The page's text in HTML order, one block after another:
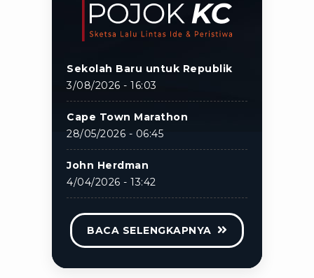
Sekolah Baru untuk Republik
3/08/2026 - 16:03
Cape Town Marathon
28/05/2026 - 06:45
John Herdman
4/04/2026 - 13:42
BACA SELENGKAPNYA